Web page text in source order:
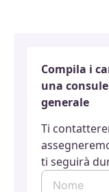
Compila i
una
generale
Ti
ti seguirà